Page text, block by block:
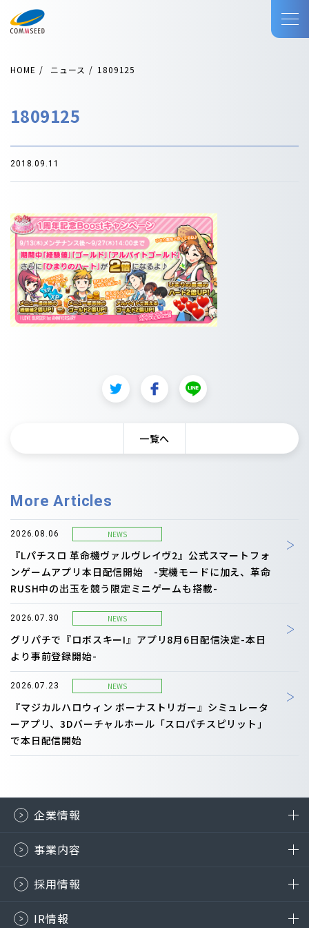
HOME ニュース 1809125
1809125
2018.09.11
一覧へ
More Articles
2026.08.06 NEWS
『Lパチスロ 革命機ヴァルヴレイヴ2』公式スマートフォ
ンゲームアプリ本日配信開始 -実機モードに加え、革命
RUSH中の出玉を競う限定ミニゲームも搭載-
2026.07.30 NEWS
グリパチで『ロボスキーI』アプリ8月6日配信決定-本日
より事前登録開始-
2026.07.23 NEWS
『マジカルハロウィン ボーナストリガー』シミュレータ
ーアプリ、3Dバーチャルホール「スロパチスピリット」
で本日配信開始
企業情報
事業内容
採用情報
IR情報